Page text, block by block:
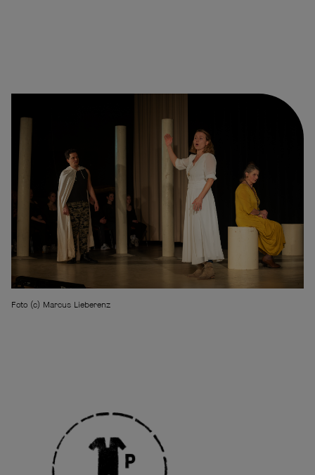
Foto (c) Marcus Lieberenz